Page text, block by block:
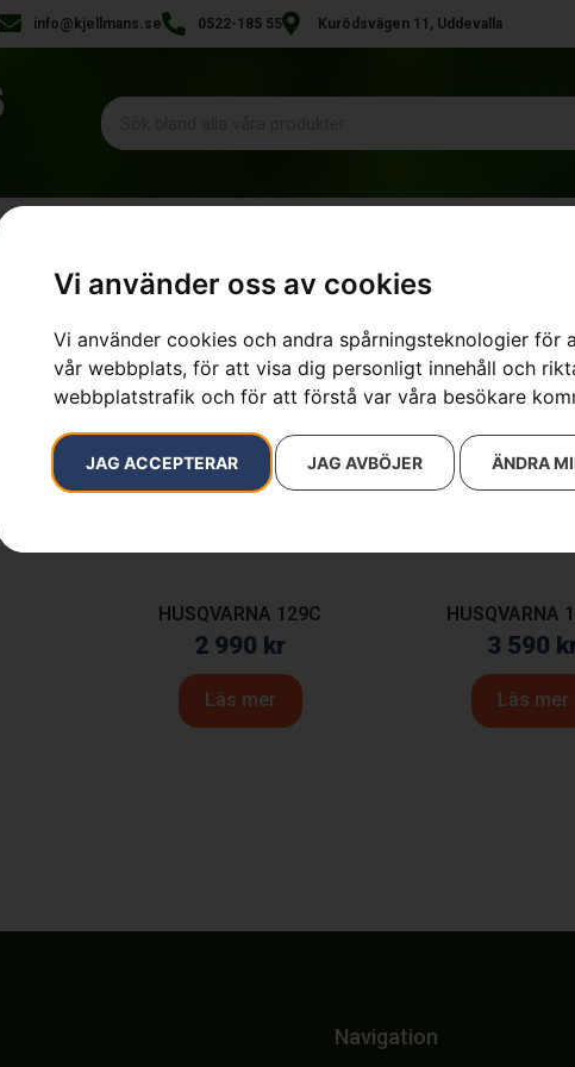
Vi använder oss av cookies
Vi använder cookies och andra spårningsteknologier
vår webbplats, för att visa dig personligt innehåll och
webbplatstrafik och för att förstå var våra besökare
JAG ACCEPTERAR JAG AVBÖJER ÄNDRA
info@kjellmans.se 0522-185 55 Kurödsvägen 11, Uddevalla
Visar alla 3 resultat
HUSQVARNA 129C
2 990 kr
Läs mer
HUSQVARNA
3 590
Läs mer
Navigation